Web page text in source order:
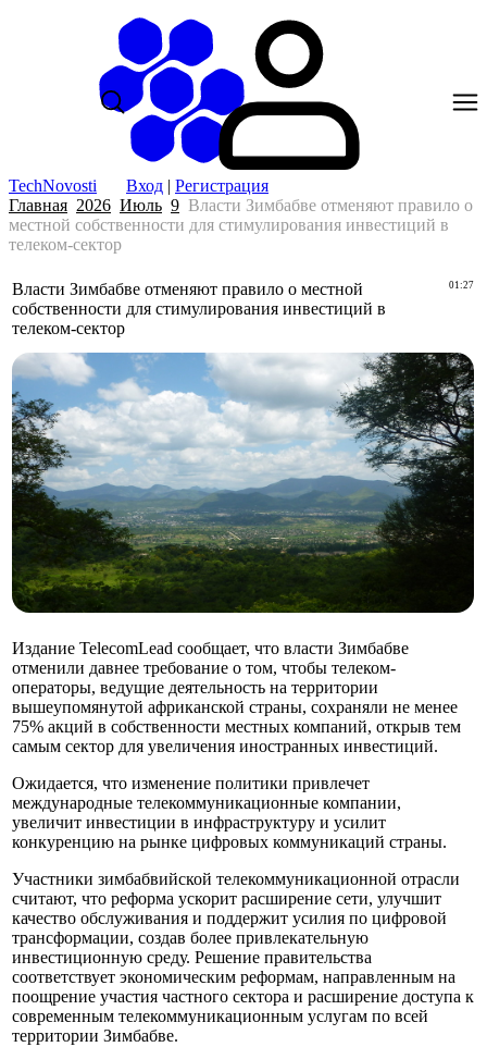
TechNovosti Вход | Регистрация
Главная 2026 Июль 9 Власти Зимбабве отменяют правило о
местной собственности для стимулирования инвестиций в
телеком-сектор
01:27
Власти Зимбабве отменяют правило о местной
собственности для стимулирования инвестиций в
телеком-сектор
Издание TelecomLead сообщает, что власти Зимбабве
отменили давнее требование о том, чтобы телеком-
операторы, ведущие деятельность на территории
вышеупомянутой африканской страны, сохраняли не менее
75% акций в собственности местных компаний, открыв тем
самым сектор для увеличения иностранных инвестиций.
Ожидается, что изменение политики привлечет
международные телекоммуникационные компании,
увеличит инвестиции в инфраструктуру и усилит
конкуренцию на рынке цифровых коммуникаций страны.
Участники зимбабвийской телекоммуникационной отрасли
считают, что реформа ускорит расширение сети, улучшит
качество обслуживания и поддержит усилия по цифровой
трансформации, создав более привлекательную
инвестиционную среду. Решение правительства
соответствует экономическим реформам, направленным на
поощрение участия частного сектора и расширение доступа к
современным телекоммуникационным услугам по всей
территории Зимбабве.